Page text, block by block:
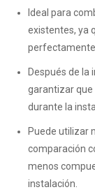
Ideal para
existentes, ya
Después de la
garantizar que
durante la
Puede utilizar
comparación
menos
instalación.